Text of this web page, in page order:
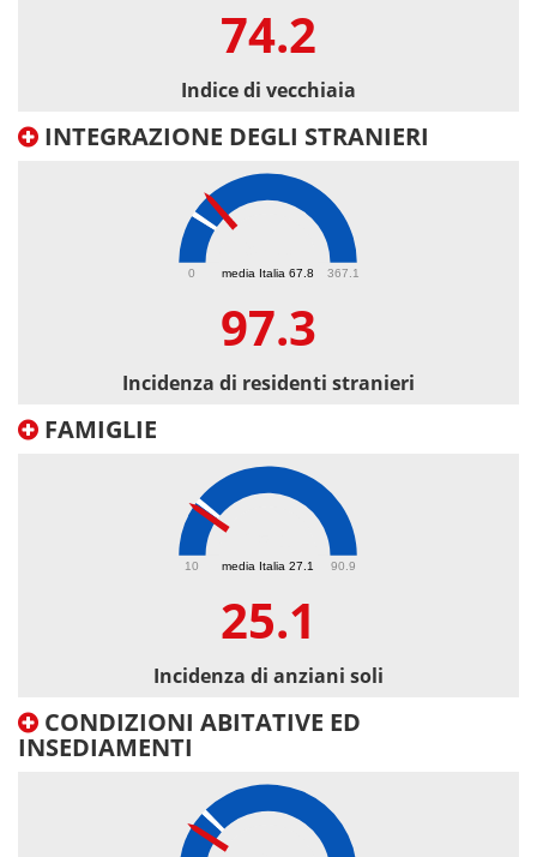
74.2
Indice di vecchiaia
INTEGRAZIONE DEGLI STRANIERI
media Italia 67.8
0 367.1
97.3
Incidenza di residenti stranieri
FAMIGLIE
media Italia 27.1
10 90.9
25.1
Incidenza di anziani soli
CONDIZIONI ABITATIVE ED
INSEDIAMENTI